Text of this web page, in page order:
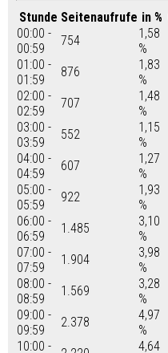
Stunde Seitenaufrufe in %
00:00 -
00:59
754
1,58
%
01:00 -
01:59
876
1,83
%
02:00 -
02:59
707
1,48
%
03:00 -
03:59
552
1,15
%
04:00 -
04:59
607
1,27
%
05:00 -
05:59
922
1,93
%
06:00 -
06:59
1.485
3,10
%
07:00 -
07:59
1.904
3,98
%
08:00 -
08:59
1.569
3,28
%
09:00 -
09:59
2.378
4,97
%
10:00 -
4,64